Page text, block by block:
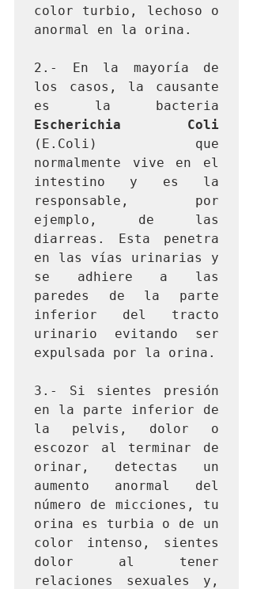
color turbio, lechoso o
anormal en la orina.
2.- En la mayoría de
los casos, la causante
Escherichia Coli
(E.Coli) que
normalmente vive en el
intestino y es la
responsable, por
ejemplo, de las
diarreas. Esta penetra
en las vías urinarias y
se adhiere a las
paredes de la parte
inferior del tracto
urinario evitando ser
expulsada por la orina.
3.- Si sientes presión
en la parte inferior de
la pelvis, dolor o
escozor al terminar de
orinar, detectas un
aumento anormal del
número de micciones, tu
orina es turbia o de un
color intenso, sientes
dolor al tener
relaciones sexuales y,